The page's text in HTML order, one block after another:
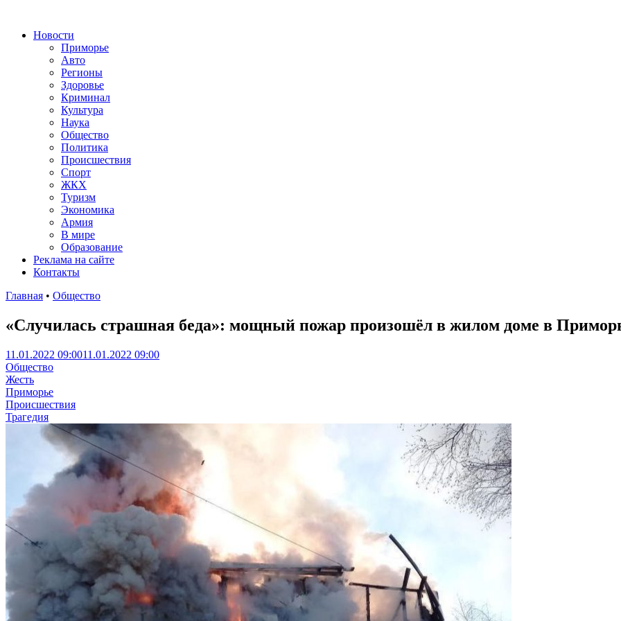
Новости
Приморье
Авто
Регионы
Здоровье
Криминал
Культура
Наука
Общество
Политика
Происшествия
Спорт
ЖКХ
Туризм
Экономика
Армия
В мире
Образование
Реклама на сайте
Контакты
Главная • Общество
«Случилась страшная беда»: мощный пожар произошёл в жилом доме в
11.01.2022 09:0011.01.2022 09:00
Общество
Жесть
Приморье
Происшествия
Трагедия